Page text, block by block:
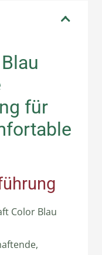
für
Color Blau